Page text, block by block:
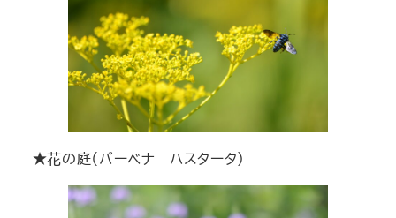
★花の庭（バーベナ ハスタータ）